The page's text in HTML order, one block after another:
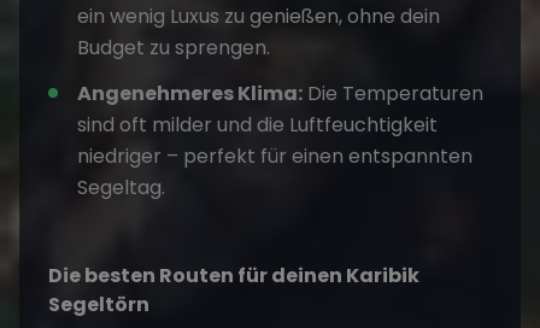
ein wenig Luxus zu genießen, ohne dein
Budget zu sprengen.
Angenehmeres Klima: Die Temperaturen
sind oft milder und die Luftfeuchtigkeit
niedriger – perfekt für einen entspannten
Segeltag.
Die besten Routen für deinen Karibik
Segeltörn